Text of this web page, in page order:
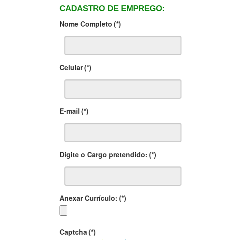
CADASTRO DE EMPREGO:
Nome Completo (*)
Celular(*)
E-mail (*)
Digite o Cargo pretendido: (*)
Anexar Currículo: (*)
Captcha(*)